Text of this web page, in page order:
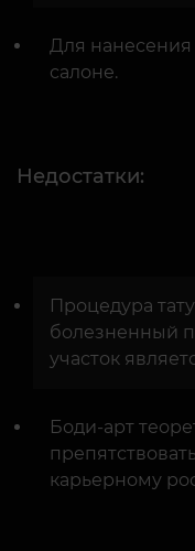
Для нанесения
салоне.
Недостатки:
Процедура
болезненный
участок
Боди-арт
карьерному